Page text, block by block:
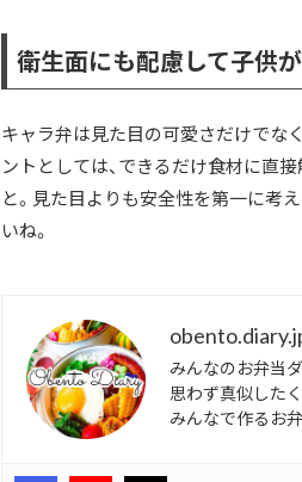
衛生面にも配慮して子供
キャラ弁は見た目の可愛さだけでな
ントとしては、できるだけ食材に直
と。見た目よりも安全性を第一に考
いね。
みんなのお弁当
思わず真似した
みんなで作るお